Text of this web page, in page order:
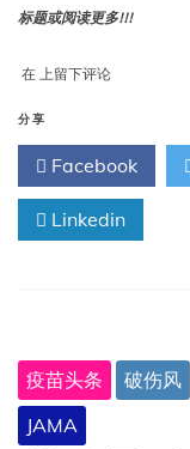
标题或阅读更多!!!
在 TDVAX
的
用
途、
副
作
用
上留下评论
分享
Facebook
Linkedin
疫苗头条 破伤风
JAMA